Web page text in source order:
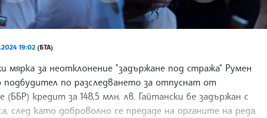
19:02 (БТА)
мярка за неотклонение "задържане под стража" Румен
подбудител по разследването за отпуснат от
(ББР) кредит за 148,5 млн. лв. Гайтански бе задържан с
след като доброволно се предаде на органите на реда.